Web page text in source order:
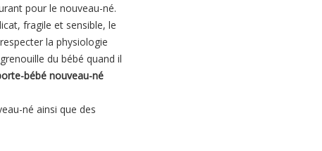
pour le nouveau-né.
fragile et sensible, le
la physiologie
du bébé quand il
bébé nouveau-né
né ainsi que des